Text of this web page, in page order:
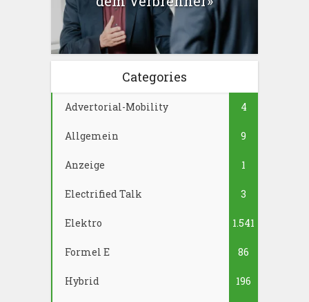
Categories
Advertorial-Mobility 4
Allgemein 9
Anzeige 1
Electrified Talk 3
Elektro 1.541
Formel E 86
Hybrid 196